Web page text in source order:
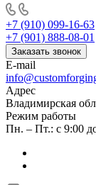
+7 (910) 099-16-63
+7 (901) 888-08-01
Заказать звонок
E-mail
Адрес
Владимирская
Режим работы
Пн. – Пт.: с 9:00